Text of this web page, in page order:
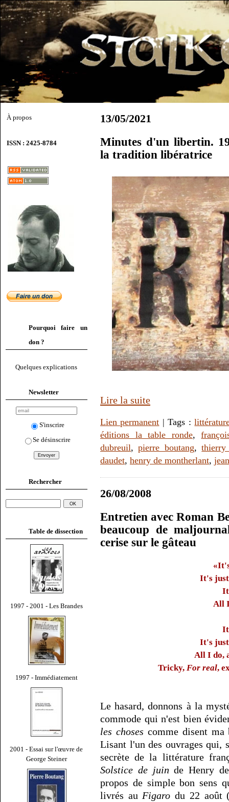
À propos
ISSN : 2425-8784
Pourquoi faire un
don ?
Quelques explications
Newsletter
S'inscrire
Se désinscrire
Rechercher
Table de dissection
1997 - 2001 - Les Brandes
1997 - Immédiatement
2001 - Essai sur l'œuvre de
George Steiner
13/05/2021
Minutes d'un libertin.
la tradition libératrice
Lire la suite
Lien permanent | Tags :
éditions la table ronde,
dubreuil,pierre boutang,thierry
daudet, henry de montherlant,
26/08/2008
Entretien avec Roman
beaucoup de
cerise sur le gâteau
It's just
All
It's just
All I do,
Tricky,For real,
Le hasard, donnons à la
commode qui n'est bien
les choses comme disent
Lisant l'un des ouvrages qui,
secrète de la littérature
Solstice de juin de Henry
propos de simple bon sens
livrés au Figaro du 22 août